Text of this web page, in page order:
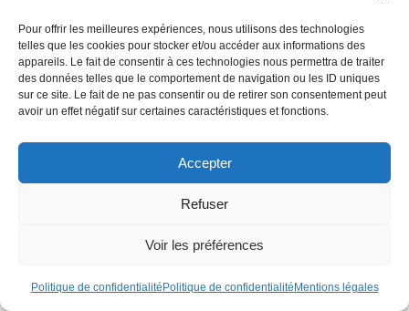
Pour offrir les meilleures expériences, nous utilisons des technologies
telles que les cookies pour stocker et/ou accéder aux informations des
appareils. Le fait de consentir à ces technologies nous permettra de traiter
des données telles que le comportement de navigation ou les ID uniques
sur ce site. Le fait de ne pas consentir ou de retirer son consentement peut
avoir un effet négatif sur certaines caractéristiques et fonctions.
Accepter
Refuser
Voir les préférences
Politique de confidentialité Politique de confidentialité Mentions légales
Accompagnement patrimonial personnalisé